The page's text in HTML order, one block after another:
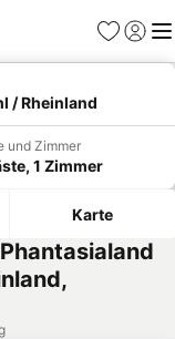
Favoriten
/ Rheinland
und Zimmer
1 Zimmer
Karte